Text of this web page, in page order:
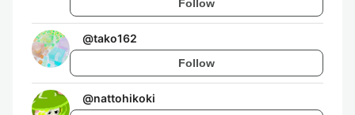
Follow
@tako162
Follow
@nattohikoki